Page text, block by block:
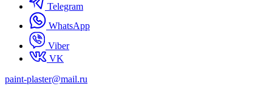
Telegram
WhatsApp
Viber
VK
paint-plaster@mail.ru